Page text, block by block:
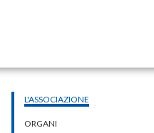
L'ASSOCIAZIONE
ORGANI